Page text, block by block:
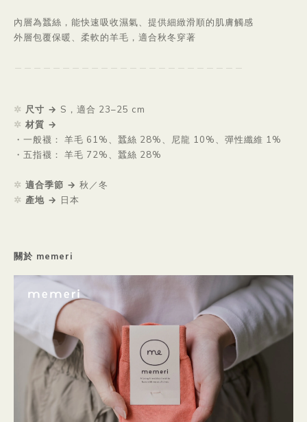
內層為蠶絲，能快速吸收濕氣、提供細緻滑順的肌膚觸感
外層包覆保暖、柔軟的羊毛，適合秋冬穿著
✲ 尺寸 → S，適合 23–25 cm
✲ 材質 →
・一般襪： 羊毛 61%、蠶絲 28%、尼龍 10%、彈性纖維 1%
・五指襪： 羊毛 72%、蠶絲 28%
✲ 適合季節 → 秋／冬
✲ 產地 → 日本
關於 memeri